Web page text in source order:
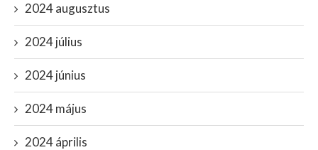
2024 augusztus
2024 július
2024 június
2024 május
2024 április